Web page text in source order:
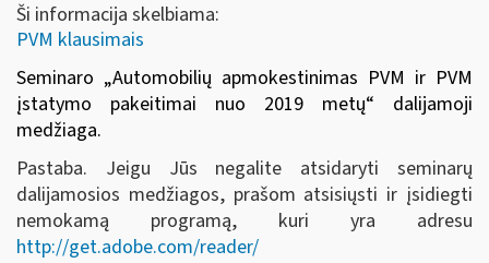
Ši informacija skelbiama:
PVM klausimais
Seminaro „Automobilių apmokestinimas PVM ir PVM
įstatymo pakeitimai nuo 2019 metų“ dalijamoji
medžiaga.
Pastaba. Jeigu Jūs negalite atsidaryti seminarų
dalijamosios medžiagos, prašom atsisiųsti ir įsidiegti
nemokamą programą, kuri yra adresu
http://get.adobe.com/reader/